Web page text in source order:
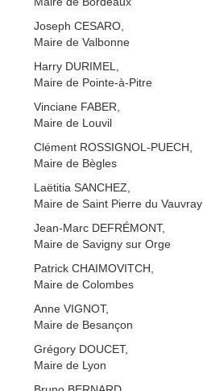
Joseph CESARO,
Maire de Valbonne
Harry DURIMEL,
Maire de Pointe-à-Pitre
Vinciane FABER,
Maire de Louvil
Clément ROSSIGNOL-PUECH,
Maire de Bègles
Laëtitia SANCHEZ,
Maire de Saint Pierre du Vauvray
Jean-Marc DEFRÉMONT,
Maire de Savigny sur Orge
Patrick CHAIMOVITCH,
Maire de Colombes
Anne VIGNOT,
Maire de Besançon
Grégory DOUCET,
Maire de Lyon